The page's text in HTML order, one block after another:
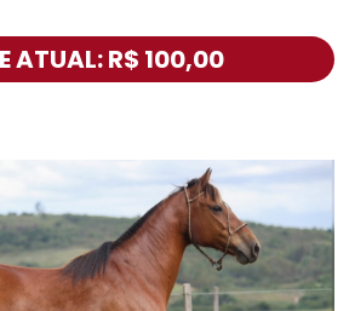
ATUAL: R$ 100,00